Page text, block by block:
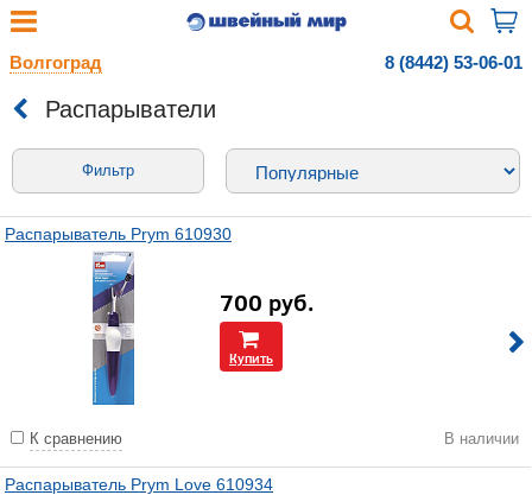
Волгоград 8 (8442) 53-06-01
Распарыватели
Фильтр
Распарыватель Prym 610930
700 руб.
Купить
К сравнению В наличии
Распарыватель Prym Love 610934